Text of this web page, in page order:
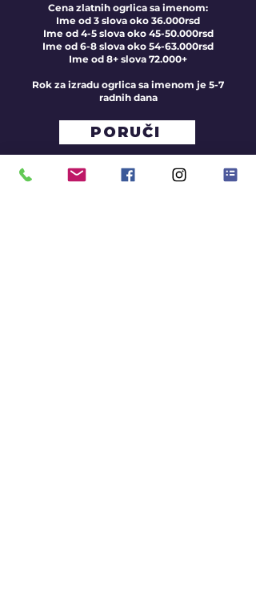
Cena zlatnih ogrlica sa imenom:
Ime od 3 slova oko 36.000rsd
Ime od 4-5 slova oko 45-50.000rsd
Ime od 6-8 slova oko 54-63.000rsd
Ime od 8+ slova 72.000+
Rok za izradu ogrlica sa imenom je 5-7
radnih dana
PORUČI